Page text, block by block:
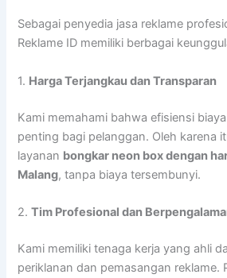
Sebagai penyedia jasa reklame
Reklame ID memiliki berbagai
1. Harga Terjangkau dan Transparan
Kami memahami bahwa efisiensi
penting bagi pelanggan. Oleh karena
layanan bongkar neon box dengan
Malang, tanpa biaya tersembunyi.
2.Tim Profesional dan
Kami memiliki tenaga kerja yang ahli
periklanan dan pemasangan reklame.